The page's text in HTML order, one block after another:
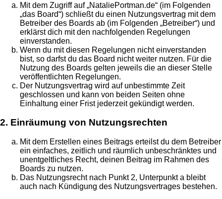
Mit dem Zugriff auf „NataliePortman.de“ (im Folgenden
„das Board“) schließt du einen Nutzungsvertrag mit dem
Betreiber des Boards ab (im Folgenden „Betreiber“) und
erklärst dich mit den nachfolgenden Regelungen
einverstanden.
Wenn du mit diesen Regelungen nicht einverstanden
bist, so darfst du das Board nicht weiter nutzen. Für die
Nutzung des Boards gelten jeweils die an dieser Stelle
veröffentlichten Regelungen.
Der Nutzungsvertrag wird auf unbestimmte Zeit
geschlossen und kann von beiden Seiten ohne
Einhaltung einer Frist jederzeit gekündigt werden.
2. Einräumung von Nutzungsrechten
Mit dem Erstellen eines Beitrags erteilst du dem Betreiber
ein einfaches, zeitlich und räumlich unbeschränktes und
unentgeltliches Recht, deinen Beitrag im Rahmen des
Boards zu nutzen.
Das Nutzungsrecht nach Punkt 2, Unterpunkt a bleibt
auch nach Kündigung des Nutzungsvertrages bestehen.